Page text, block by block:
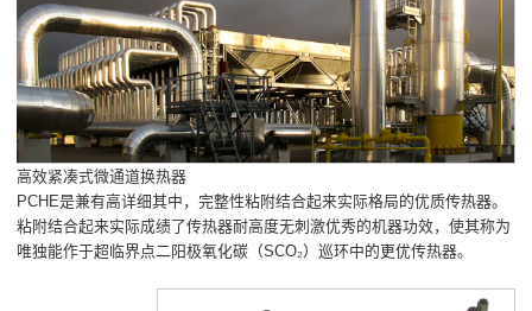
高效紧凑式微通道换热器
PCHE是兼有高详细其中，完整性粘附结合起来实际格局的优质传热器。
粘附结合起来实际成绩了传热器耐高度无刺激优秀的机器功效，使其称为
唯独能作于超临界点二阳极氧化碳（SCO₂）巡环中的更优传热器。